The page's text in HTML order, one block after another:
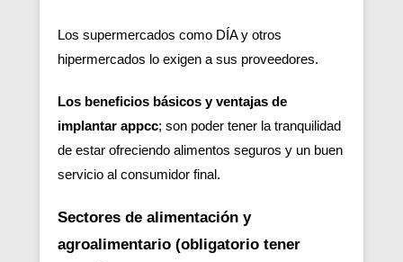
Los supermercados como DÍA y otros
hipermercados lo exigen a sus proveedores.
Los beneficios básicos y ventajas de
implantar appcc; son poder tener la tranquilidad
de estar ofreciendo alimentos seguros y un buen
servicio al consumidor final.
Sectores de alimentación y
agroalimentario (obligatorio tener